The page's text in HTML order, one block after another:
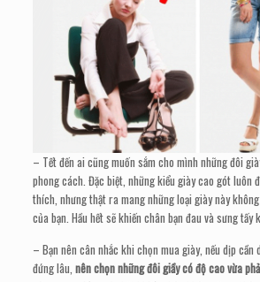
– Tết đến ai cũng muốn sắm cho mình những đôi
phong cách. Đặc biệt, những kiểu giày cao gót luôn
thích, nhưng thật ra mang những loại giày này
của bạn. Hầu hết sẽ khiến chân bạn đau và sưng tấy
– Bạn nên cân nhắc khi chọn mua giày, nếu dịp cần
đứng lâu, nên chọn những đôi giầy có độ cao vừa